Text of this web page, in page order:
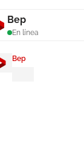
Bep
En línea
Bep